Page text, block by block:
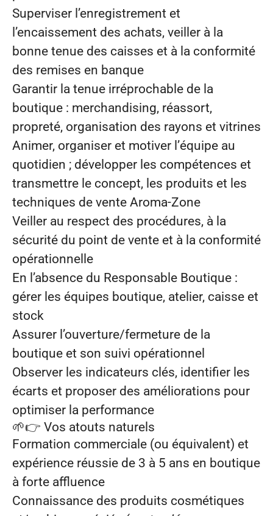
Superviser l’enregistrement et
l’encaissement des achats, veiller à la
bonne tenue des caisses et à la conformité
des remises en banque
Garantir la tenue irréprochable de la
boutique : merchandising, réassort,
propreté, organisation des rayons et vitrines
Animer, organiser et motiver l’équipe au
quotidien ; développer les compétences et
transmettre le concept, les produits et les
techniques de vente Aroma‑Zone
Veiller au respect des procédures, à la
sécurité du point de vente et à la conformité
opérationnelle
En l’absence du Responsable Boutique :
gérer les équipes boutique, atelier, caisse et
stock
Assurer l’ouverture/fermeture de la
boutique et son suivi opérationnel
Observer les indicateurs clés, identifier les
écarts et proposer des améliorations pour
optimiser la performance
🌱👉 Vos atouts naturels
Formation commerciale (ou équivalent) et
expérience réussie de 3 à 5 ans en boutique
à forte affluence
Connaissance des produits cosmétiques